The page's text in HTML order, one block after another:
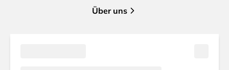
Über uns